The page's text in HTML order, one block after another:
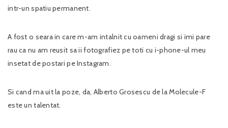
intr-un spatiu permanent.
A fost o seara in care m-am intalnit cu oameni dragi si imi pare
rau ca nu am reusit sa ii fotografiez pe toti cu i-phone-ul meu
insetat de postari pe Instagram.
Si cand ma uit la poze, da, Alberto Grosescu de la Molecule-F
este un talentat.